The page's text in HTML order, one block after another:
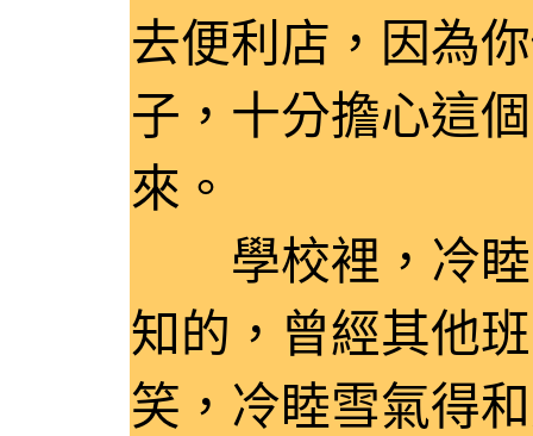
去便利店，因為
子，十分擔心這
來。
學校裡，冷睦
知的，曾經其他
笑，冷睦雪氣得